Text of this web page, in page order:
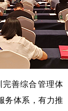
善综合管理体
务体系，有力推